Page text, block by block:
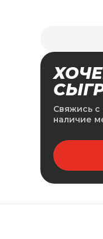
Свяжись с
наличие